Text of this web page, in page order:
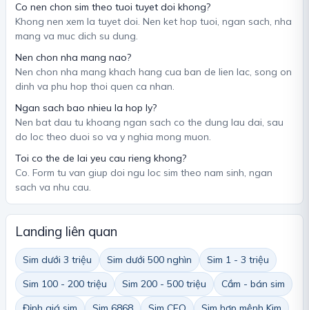
Co nen chon sim theo tuoi tuyet doi khong?
Khong nen xem la tuyet doi. Nen ket hop tuoi, ngan sach, nha
mang va muc dich su dung.
Nen chon nha mang nao?
Nen chon nha mang khach hang cua ban de lien lac, song on
dinh va phu hop thoi quen ca nhan.
Ngan sach bao nhieu la hop ly?
Nen bat dau tu khoang ngan sach co the dung lau dai, sau
do loc theo duoi so va y nghia mong muon.
Toi co the de lai yeu cau rieng khong?
Co. Form tu van giup doi ngu loc sim theo nam sinh, ngan
sach va nhu cau.
Landing liên quan
Sim dưới 3 triệu Sim dưới 500 nghìn
Sim 1 - 3 triệu
Sim 100 - 200 triệu
Sim 200 - 500 triệu
Cầm - bán sim